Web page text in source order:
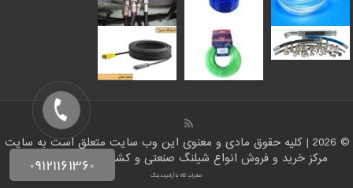
© 2026 | کلیه حقوق مادی و معنوی این وب سایت متعلق است به سایت
مرکز خرید و فروش انواع شیلنگ صنعتی و کشاورزی | ایران شلنگ
صادرات کالا با آرادبرندینگ